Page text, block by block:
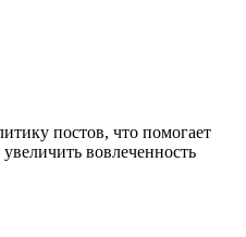
постов, что помогает
вовлеченность